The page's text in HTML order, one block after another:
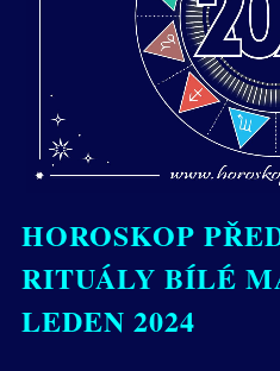
HOROSKOP
RITUÁLY BÍLÉ
LEDEN 2024